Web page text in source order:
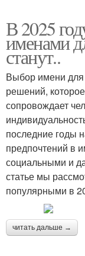
В 2025
именами
станут..
Выбор имени
решений,
сопровождает
последние годы
предпочтений в
социальными и
статье мы
популярными в
читать дальше →